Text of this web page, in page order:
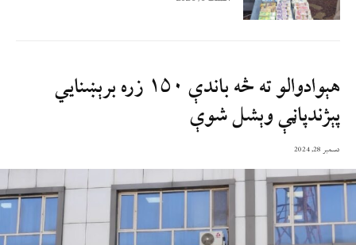
هېوادوالو ته څه باندې ۱۵۰ زره برېښنايي
پېژندپاڼې وېشل شوې
دسمبر 28, 2024